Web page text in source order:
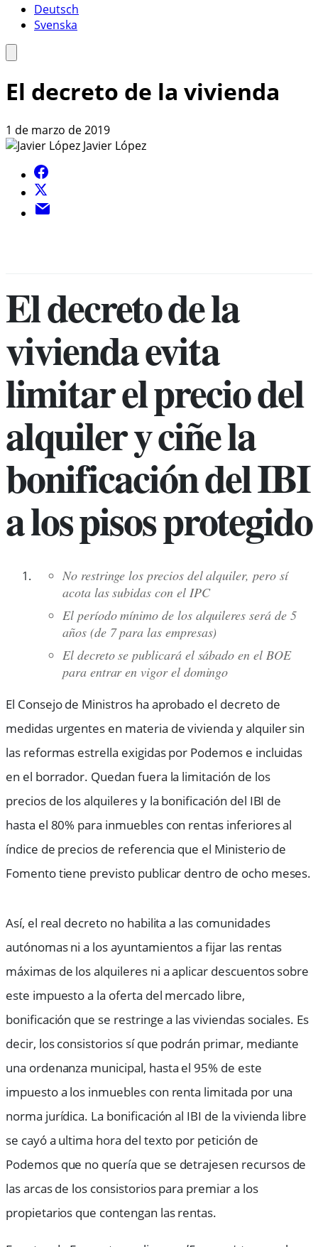
Deutsch
Svenska
El decreto de la vivienda
1 de marzo de 2019
Javier López
El decreto de la
vivienda evita
limitar el precio del
alquiler y ciñe la
bonificación del IBI
a los pisos protegido
No restringe los precios del alquiler, pero sí
acota las subidas con el IPC
El período mínimo de los alquileres será de 5
años (de 7 para las empresas)
El decreto se publicará el sábado en el BOE
para entrar en vigor el domingo
El Consejo de Ministros ha aprobado el decreto de
medidas urgentes en materia de vivienda y alquiler sin
las reformas estrella exigidas por Podemos e incluidas
en el borrador. Quedan fuera la limitación de los
precios de los alquileres y la bonificación del IBI de
hasta el 80% para inmuebles con rentas inferiores al
índice de precios de referencia que el Ministerio de
Fomento tiene previsto publicar dentro de ocho meses.
Así, el real decreto no habilita a las comunidades
autónomas ni a los ayuntamientos a fijar las rentas
máximas de los alquileres ni a aplicar descuentos sobre
este impuesto a la oferta del mercado libre,
bonificación que se restringe a las viviendas sociales. Es
decir, los consistorios sí que podrán primar, mediante
una ordenanza municipal, hasta el 95% de este
impuesto a los inmuebles con renta limitada por una
norma jurídica. La bonificación al IBI de la vivienda libre
se cayó a ultima hora del texto por petición de
Podemos que no quería que se detrajesen recursos de
las arcas de los consistorios para premiar a los
propietarios que contengan las rentas.